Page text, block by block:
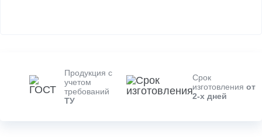
Продукция с
учетом
требований
ТУ
Срок
изготовления от
2-х дней